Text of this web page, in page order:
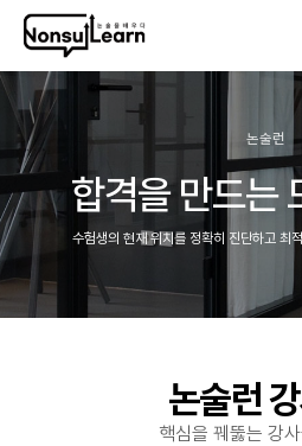
논술런
합격을 만드는
수험생의 현재 위치를 정확히 진단하고 최
논술런
핵심을 꿰뚫는 강